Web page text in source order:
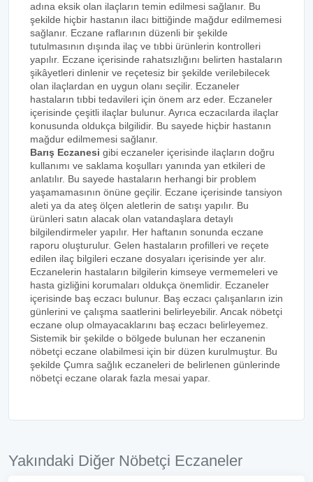
adına eksik olan ilaçların temin edilmesi sağlanır. Bu
şekilde hiçbir hastanın ilacı bittiğinde mağdur edilmemesi
sağlanır. Eczane raflarının düzenli bir şekilde
tutulmasının dışında ilaç ve tıbbi ürünlerin kontrolleri
yapılır. Eczane içerisinde rahatsızlığını belirten hastaların
şikâyetleri dinlenir ve reçetesiz bir şekilde verilebilecek
olan ilaçlardan en uygun olanı seçilir. Eczaneler
hastaların tıbbi tedavileri için önem arz eder. Eczaneler
içerisinde çeşitli ilaçlar bulunur. Ayrıca eczacılarda ilaçlar
konusunda oldukça bilgilidir. Bu sayede hiçbir hastanın
mağdur edilmemesi sağlanır.
Barış Eczanesi gibi eczaneler içerisinde ilaçların doğru
kullanımı ve saklama koşulları yanında yan etkileri de
anlatılır. Bu sayede hastaların herhangi bir problem
yaşamamasının önüne geçilir. Eczane içerisinde tansiyon
aleti ya da ateş ölçen aletlerin de satışı yapılır. Bu
ürünleri satın alacak olan vatandaşlara detaylı
bilgilendirmeler yapılır. Her haftanın sonunda eczane
raporu oluşturulur. Gelen hastaların profilleri ve reçete
edilen ilaç bilgileri eczane dosyaları içerisinde yer alır.
Eczanelerin hastaların bilgilerin kimseye vermemeleri ve
hasta gizliğini korumaları oldukça önemlidir. Eczaneler
içerisinde baş eczacı bulunur. Baş eczacı çalışanların izin
günlerini ve çalışma saatlerini belirleyebilir. Ancak nöbetçi
eczane olup olmayacaklarını baş eczacı belirleyemez.
Sistemik bir şekilde o bölgede bulunan her eczanenin
nöbetçi eczane olabilmesi için bir düzen kurulmuştur. Bu
şekilde Çumra sağlık eczaneleri de belirlenen günlerinde
nöbetçi eczane olarak fazla mesai yapar.
Yakındaki Diğer Nöbetçi Eczaneler